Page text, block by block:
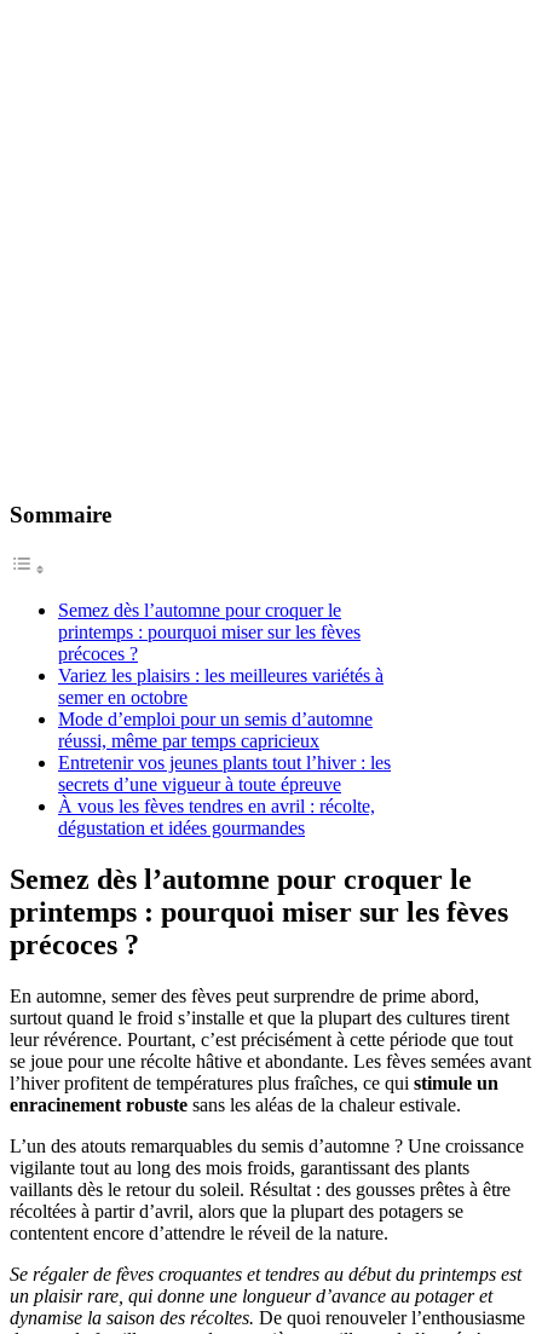
Sommaire
Semez dès l’automne pour croquer le
printemps : pourquoi miser sur les fèves
précoces ?
Variez les plaisirs : les meilleures variétés à
semer en octobre
Mode d’emploi pour un semis d’automne
réussi, même par temps capricieux
Entretenir vos jeunes plants tout l’hiver : les
secrets d’une vigueur à toute épreuve
À vous les fèves tendres en avril : récolte,
dégustation et idées gourmandes
Semez dès l’automne pour croquer le
printemps : pourquoi miser sur les fèves
précoces ?
En automne, semer des fèves peut surprendre de prime abord,
surtout quand le froid s’installe et que la plupart des cultures tirent
leur révérence. Pourtant, c’est précisément à cette période que tout
se joue pour une récolte hâtive et abondante. Les fèves semées avant
l’hiver profitent de températures plus fraîches, ce qui stimule un
enracinement robuste sans les aléas de la chaleur estivale.
L’un des atouts remarquables du semis d’automne ? Une croissance
vigilante tout au long des mois froids, garantissant des plants
vaillants dès le retour du soleil. Résultat : des gousses prêtes à être
récoltées à partir d’avril, alors que la plupart des potagers se
contentent encore d’attendre le réveil de la nature.
Se régaler de fèves croquantes et tendres au début du printemps est
un plaisir rare, qui donne une longueur d’avance au potager et
dynamise la saison des récoltes. De quoi renouveler l’enthousiasme